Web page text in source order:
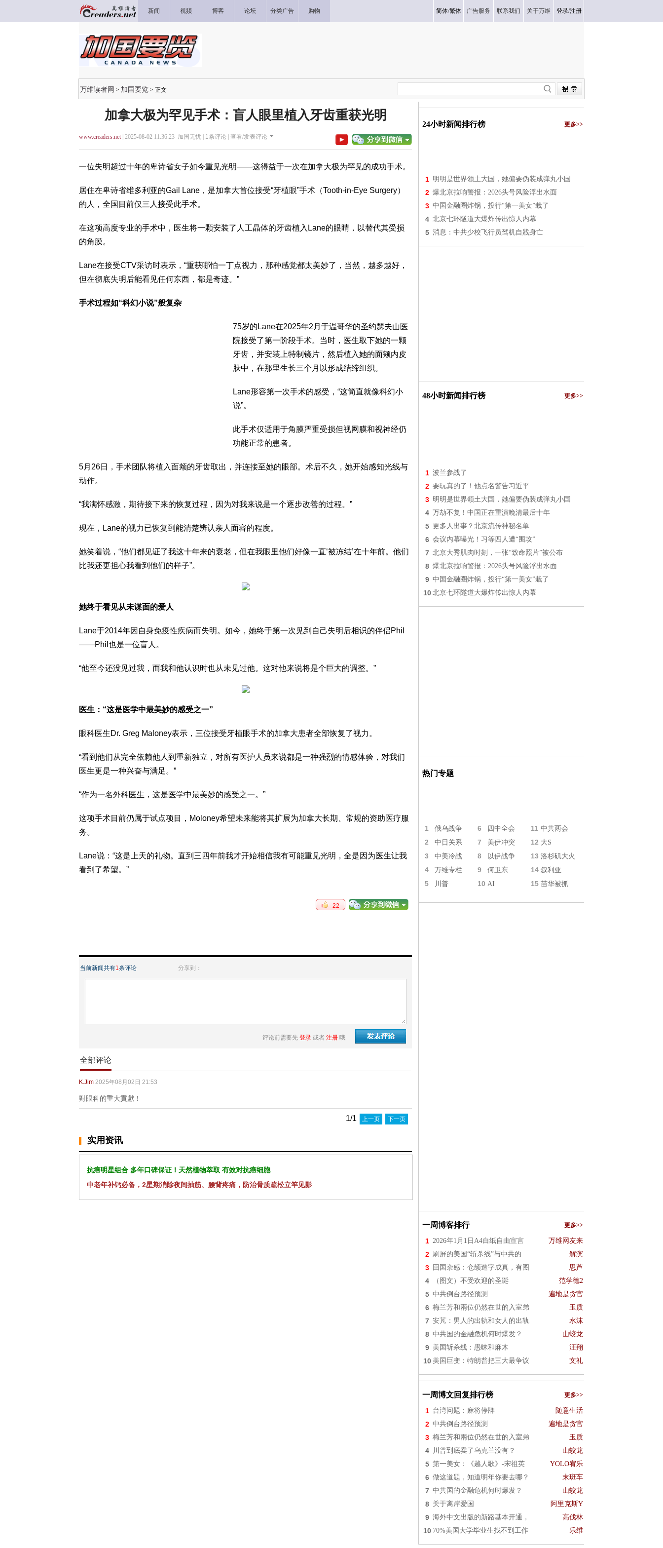
新闻 视频 博客 论坛 分类广告 购物 简体/繁体 广告服务 联系我们 关于万维 登录/注册
万维读者网 > 加国要览 > 正文
加拿大极为罕见手术：盲人眼里植入牙齿重获光明
www.creaders.net| 2025-08-02 11:36:23 加国无忧 | 1条评论 | 查看/发表评论
一位失明超过十年的卑诗省女子如今重见光明——这得益于一次在加拿大极为罕见的成功手术。
居住在卑诗省维多利亚的Gail Lane，是加拿大首位接受“牙植眼”手术（Tooth-in-Eye Surgery）
的人，全国目前仅三人接受此手术。
在这项高度专业的手术中，医生将一颗安装了人工晶体的牙齿植入Lane的眼睛，以替代其受损
的角膜。
Lane在接受CTV采访时表示，“重获哪怕一丁点视力，那种感觉都太美妙了，当然，越多越好，
但在彻底失明后能看见任何东西，都是奇迹。”
手术过程如“科幻小说”般复杂
75岁的Lane在2025年2月于温哥华的圣约瑟夫山医
院接受了第一阶段手术。当时，医生取下她的一颗
牙齿，并安装上特制镜片，然后植入她的面颊内皮
肤中，在那里生长三个月以形成结缔组织。
Lane形容第一次手术的感受，“这简直就像科幻小
说”。
此手术仅适用于角膜严重受损但视网膜和视神经仍
功能正常的患者。
5月26日，手术团队将植入面颊的牙齿取出，并连接至她的眼部。术后不久，她开始感知光线与
动作。
“我满怀感激，期待接下来的恢复过程，因为对我来说是一个逐步改善的过程。”
现在，Lane的视力已恢复到能清楚辨认亲人面容的程度。
她笑着说，“他们都见证了我这十年来的衰老，但在我眼里他们好像一直‘被冻结’在十年前。他们
比我还更担心我看到他们的样子”。
她终于看见从未谋面的爱人
Lane于2014年因自身免疫性疾病而失明。如今，她终于第一次见到自己失明后相识的伴侣Phil
——Phil也是一位盲人。
“他至今还没见过我，而我和他认识时也从未见过他。这对他来说将是个巨大的调整。”
医生：“这是医学中最美妙的感受之一”
眼科医生Dr. Greg Maloney表示，三位接受牙植眼手术的加拿大患者全部恢复了视力。
“看到他们从完全依赖他人到重新独立，对所有医护人员来说都是一种强烈的情感体验，对我们
医生更是一种兴奋与满足。”
“作为一名外科医生，这是医学中最美妙的感受之一。”
这项手术目前仍属于试点项目，Moloney希望未来能将其扩展为加拿大长期、常规的资助医疗服
务。
Lane说：“这是上天的礼物。直到三四年前我才开始相信我有可能重见光明，全是因为医生让我
看到了希望。”
22
当前新闻共有1条评论 分享到：
评论前需要先 登录 或者 注册 哦
全部评论
K.Jim 2025年08月02日 21:53
對眼科的重大貢獻！
1/1 上一页 下一页
实用资讯
抗癌明星组合 多年口碑保证！天然植物萃取 有效对抗癌细胞
中老年补钙必备，2星期消除夜间抽筋、腰背疼痛，防治骨质疏松立竿见影
24小时新闻排行榜 更多>>
1 明明是世界领土大国，她偏要伪装成弹丸小国
2 爆北京拉响警报：2026头号风险浮出水面
3 中国金融圈炸锅，投行“第一美女”栽了
4 北京七环隧道大爆炸传出惊人内幕
5 消息：中共少校飞行员驾机自戕身亡
48小时新闻排行榜 更多>>
1 波兰参战了
2 要玩真的了！他点名警告习近平
3 明明是世界领土大国，她偏要伪装成弹丸小国
4 万劫不复！中国正在重演晚清最后十年
5 更多人出事？北京流传神秘名单
6 会议内幕曝光！习等四人遭“围攻”
7 北京大秀肌肉时刻，一张“致命照片”被公布
8 爆北京拉响警报：2026头号风险浮出水面
9 中国金融圈炸锅，投行“第一美女”栽了
10 北京七环隧道大爆炸传出惊人内幕
热门专题
1 俄乌战争 6 四中全会 11 中共两会
2 中日关系 7 美伊冲突 12 大S
3 中美冷战 8 以伊战争 13 洛杉矶大火
4 万维专栏 9 何卫东 14 叙利亚
5 川普 10 AI 15 苗华被抓
一周博客排行 更多>>
1 2026年1月1日A4白纸自由宣言 万维网友来
2 刷屏的美国“斩杀线”与中共的 解滨
3 回国杂感：仓颉造字成真，有图 思芦
4 （图文）不受欢迎的圣诞 范学德2
5 中共倒台路径预测 遍地是贪官
6 梅兰芳和兩位仍然在世的入室弟 玉质
7 安芃：男人的出轨和女人的出轨 水沫
8 中共国的金融危机何时爆发？ 山蛟龙
9 美国斩杀线：愚昧和麻木 汪翔
10 美国巨变：特朗普把三大最争议 文礼
一周博文回复排行榜 更多>>
1 台湾问题：麻将停牌 随意生活
2 中共倒台路径预测 遍地是贪官
3 梅兰芳和兩位仍然在世的入室弟 玉质
4 川普到底卖了乌克兰没有？ 山蛟龙
5 第一美女：《越人歌》-宋祖英 YOLO宥乐
6 做这道题，知道明年你要去哪？ 末班车
7 中共国的金融危机何时爆发？ 山蛟龙
8 关于离岸爱国 阿里克斯Y
9 海外中文出版的新路基本开通， 高伐林
10 70%美国大学毕业生找不到工作 乐维